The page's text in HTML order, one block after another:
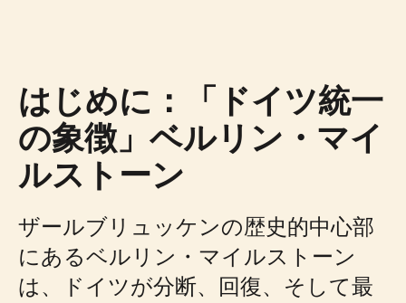
はじめに：「ドイツ統一
の象徴」ベルリン・マイ
ルストーン
ザールブリュッケンの歴史的中心部
にあるベルリン・マイルストーン
は、ドイツが分断、回復、そして最